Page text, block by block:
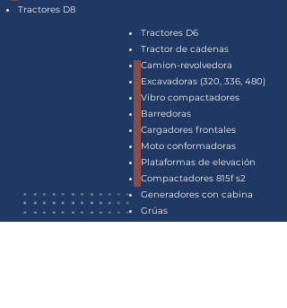
Tractores D8
Tractores D6
Tractor de cadenas
Camion-revolvedora
Excavadoras (320, 336, 480)
Vibro compactadores
Barredoras
Cargadores frontales
Moto conformadoras
Plataformas de elevación
Compactadores 815f s2
Generadores con cabina
Grúas